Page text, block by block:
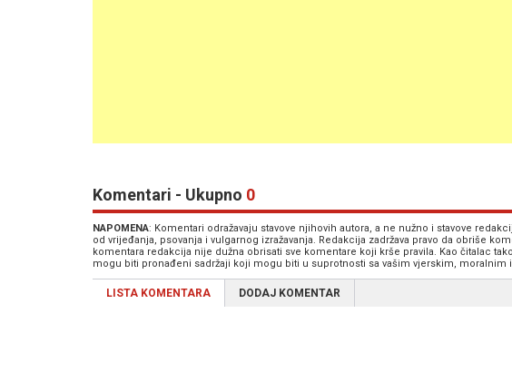
Komentari - Ukupno 0
NAPOMENA: Komentari odražavaju stavove njihovih autora, a ne nužno i stavove
od vrijeđanja, psovanja i vulgarnog izražavanja. Redakcija zadržava pravo da obriše
komentara redakcija nije dužna obrisati sve komentare koji krše pravila. Kao čitalac
mogu biti pronađeni sadržaji koji mogu biti u suprotnosti sa vašim vjerskim,
LISTA KOMENTARA DODAJ KOMENTAR